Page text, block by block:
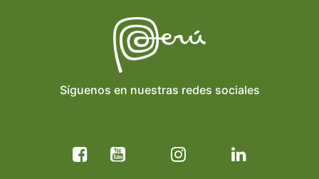
Síguenos en nuestras redes sociales